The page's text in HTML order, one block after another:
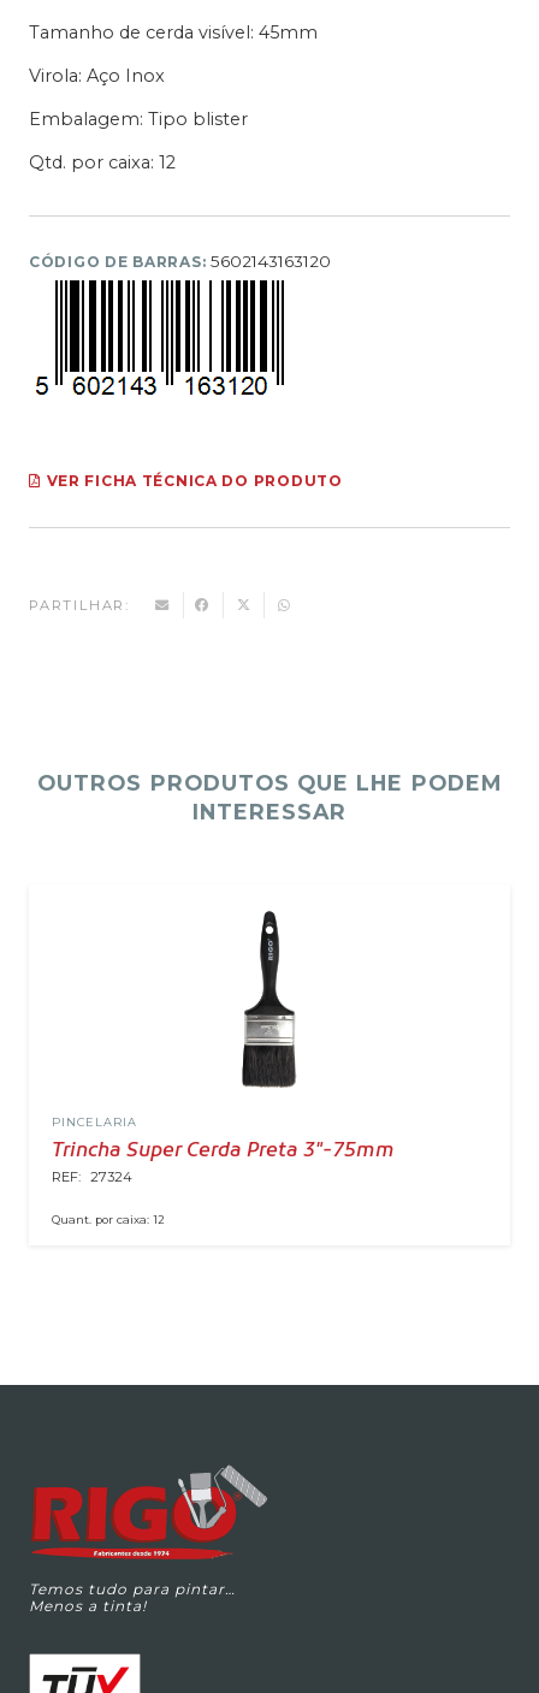
Tamanho de cerda visível: 45mm
Virola: Aço Inox
Embalagem: Tipo blister
Qtd. por caixa: 12
CÓDIGO DE BARRAS: 5602143163120
VER FICHA TÉCNICA DO PRODUTO
PARTILHAR:
OUTROS PRODUTOS QUE LHE PODEM
INTERESSAR
PINCELARIA
Trincha Super Cerda Preta 3″-75mm
REF: 27324
Quant. por caixa:12
Temos tudo para pintar…
Menos a tinta!